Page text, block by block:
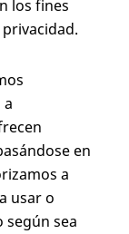
los fines
en
a
usar o
según sea